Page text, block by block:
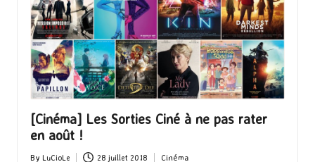
[Cinéma] Les Sorties Ciné à ne pas rater
en août !
By LuCioLe 28 juillet 2018 Cinéma